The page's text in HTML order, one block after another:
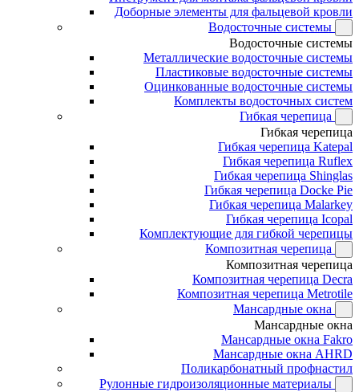
Доборные элементы для фальцевой кровли
Водосточные системы
Водосточные системы
Металлические водосточные системы
Пластиковые водосточные системы
Оцинкованные водосточные системы
Комплекты водосточных систем
Гибкая черепица
Гибкая черепица
Гибкая черепица Katepal
Гибкая черепица Ruflex
Гибкая черепица Shinglas
Гибкая черепица Docke Pie
Гибкая черепица Malarkey
Гибкая черепица Icopal
Комплектующие для гибкой черепицы
Композитная черепица
Композитная черепица
Композитная черепица Decra
Композитная черепица Metrotile
Мансардные окна
Мансардные окна
Мансардные окна Fakro
Мансардные окна AHRD
Поликарбонатный профнастил
Рулонные гидроизоляционные материалы